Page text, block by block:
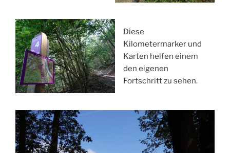
Diese
Kilometermarker und
Karten helfen einem
den eigenen
Fortschritt zu sehen.